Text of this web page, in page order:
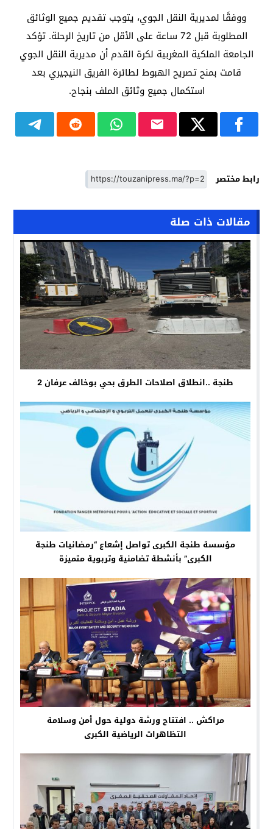
ووفقًا لمديرية النقل الجوي، يتوجب تقديم جميع الوثائق
المطلوبة قبل 72 ساعة على الأقل من تاريخ الرحلة. تؤكد
الجامعة الملكية المغربية لكرة القدم أن مديرية النقل الجوي
قامت بمنح تصريح الهبوط لطائرة الفريق النيجيري بعد
استكمال جميع وثائق الملف بنجاح.
رابط مختصر
مقالات ذات صلة
طنجة ..انطلاق اصلاحات الطرق بحي بوخالف عرفان 2
مؤسسة طنجة الكبرى تواصل إشعاع “رمضانيات طنجة
الكبرى” بأنشطة تضامنية وتربوية متميزة
مراكش .. افتتاح ورشة دولية حول أمن وسلامة
التظاهرات الرياضية الكبرى